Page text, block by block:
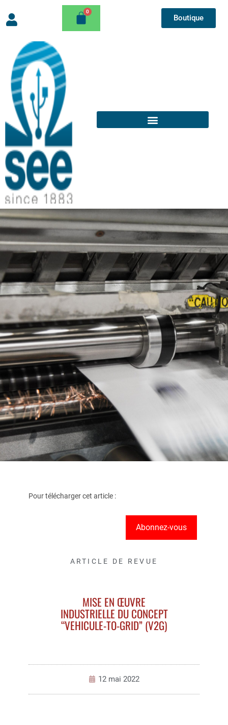
Boutique
Pour télécharger cet article :
Abonnez-vous
ARTICLE DE REVUE
MISE EN ŒUVRE
INDUSTRIELLE DU CONCEPT
“VEHICULE-TO-GRID” (V2G)
12 mai 2022